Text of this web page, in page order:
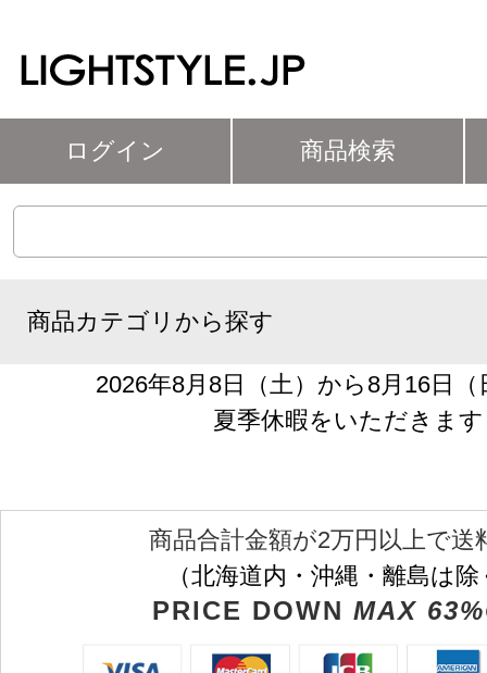
ログイン 商品検索
商品カテゴリから探す
2026年8月8日（土）から8月16日
夏季休暇をいただきます
商品合計金額が2万円以上で送
（北海道内・沖縄・離島は
PRICE DOWN MAX